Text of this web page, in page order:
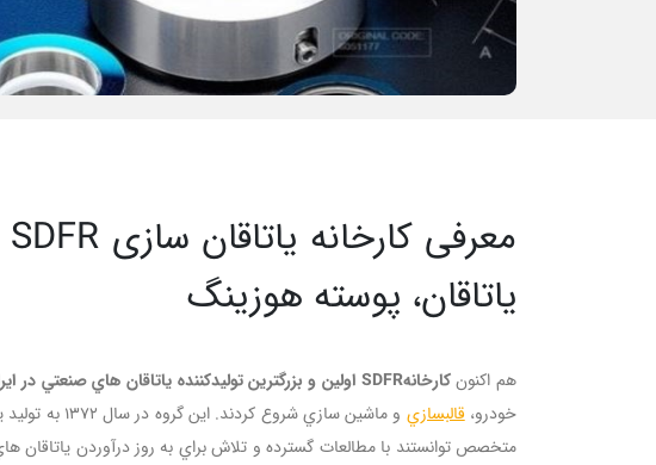
یاتاقان، پوسته هوزینگ
هم اکنونکارخانهSDFR اولين و بزرگترين توليدکننده ياتاقان هاي صنعتي در ايران
خودرو،قالبسازي